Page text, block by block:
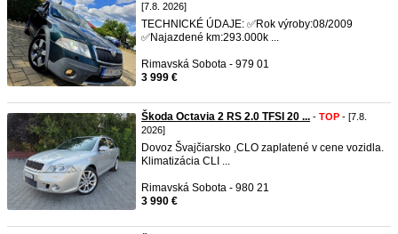
[7.8. 2026]
TECHNICKÉ ÚDAJE: ✅️Rok výroby:08/2009
✅️Najazdené km:293.000k ...
Rimavská Sobota - 979 01
3 999 €
Škoda Octavia 2 RS 2.0 TFSI 20 ... - TOP - [7.8.
2026]
Dovoz Švajčiarsko ,CLO zaplatené v cene vozidla.
Klimatizácia CLI ...
Rimavská Sobota - 980 21
3 990 €